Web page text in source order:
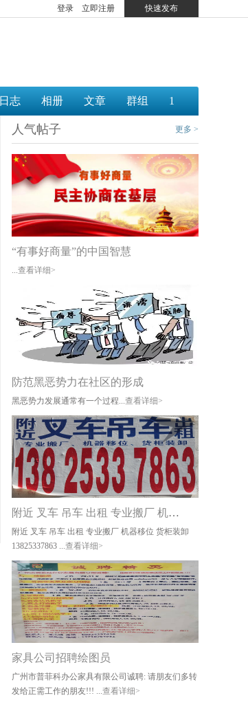
快速发布
立即注册
登录
日志 相册 文章 群组 1
：
更多 >
人气帖子
“有事好商量”的中国智慧
...查看详细>
防范黑恶势力在社区的形成
黑恶势力发展通常有一个过程...查看详细>
附近 叉车 吊车 出租 专业搬厂 机器移位
附近 叉车 吊车 出租 专业搬厂 机器移位 货柜装卸
13825337863 ...查看详细>
家具公司招聘绘图员
广州市普菲科办公家具有限公司诚聘: 请朋友们多转
发给正需工作的朋友!!! ...查看详细>